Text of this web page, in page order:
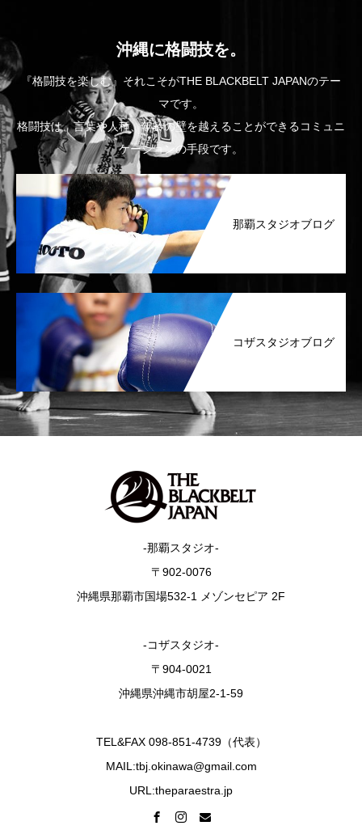
沖縄に格闘技を。
『格闘技を楽しむ』それこそがTHE BLACKBELT JAPANのテー
マです。
格闘技は、言葉や人種、年齢の壁を越えることができるコミュニ
ケーションの手段です。
那覇スタジオブログ
コザスタジオブログ
-那覇スタジオ-
〒902-0076
沖縄県那覇市国場532-1 メゾンセピア 2F
-コザスタジオ-
〒904-0021
沖縄県沖縄市胡屋2-1-59
TEL&FAX 098-851-4739（代表）
MAIL:tbj.okinawa@gmail.com
URL:theparaestra.jp